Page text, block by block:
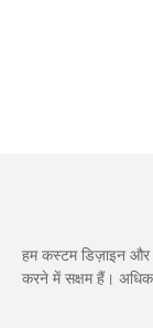
हम कस्टम डिज़ाइन और
करने में सक्षम हैं। अधिक